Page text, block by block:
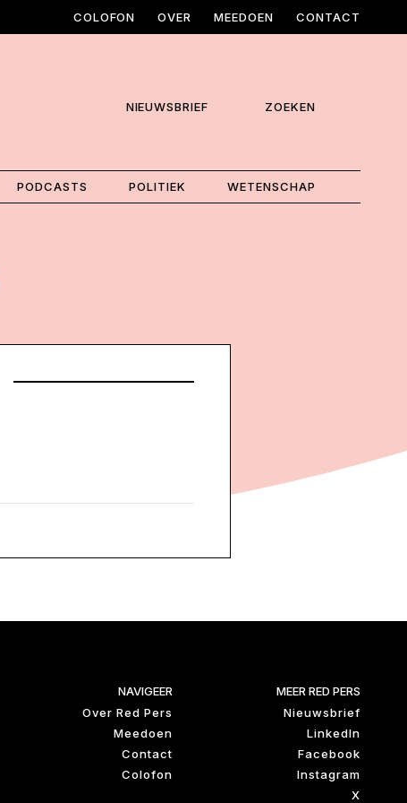
COLOFON OVER MEEDOEN CONTACT
NIEUWSBRIEF ZOEKEN
PODCASTS POLITIEK WETENSCHAP
NAVIGEER
Over Red Pers
Meedoen
Contact
Colofon
MEER RED PERS
Nieuwsbrief
LinkedIn
Facebook
Instagram
X